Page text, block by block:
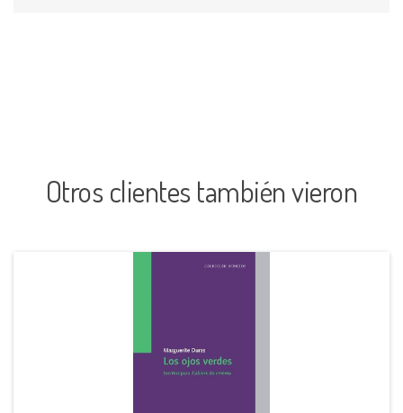
Otros clientes también vieron